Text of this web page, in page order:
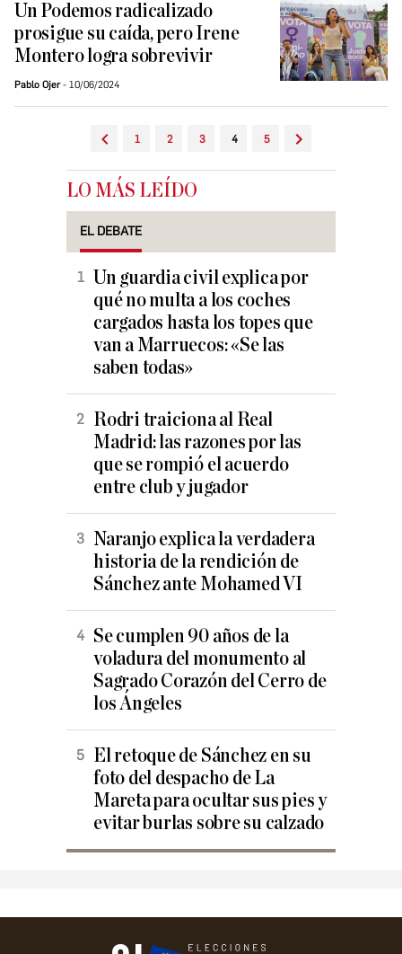
Un Podemos radicalizado
prosigue su caída, pero Irene
Montero logra sobrevivir
Pablo Ojer 10/06/2024
1 2 3 4 5
LO MÁS LEÍDO
EL DEBATE
Un guardia civil explica por
qué no multa a los coches
cargados hasta los topes que
van a Marruecos: «Se las
saben todas»
Rodri traiciona al Real
Madrid: las razones por las
que se rompió el acuerdo
entre club y jugador
Naranjo explica la verdadera
historia de la rendición de
Sánchez ante Mohamed VI
Se cumplen 90 años de la
voladura del monumento al
Sagrado Corazón del Cerro de
los Ángeles
El retoque de Sánchez en su
foto del despacho de La
Mareta para ocultar sus pies y
evitar burlas sobre su calzado